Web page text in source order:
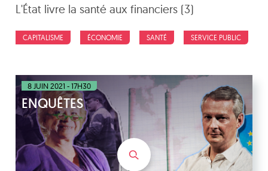
L'État livre la santé aux financiers (3)
CAPITALISME ÉCONOMIE SANTÉ SERVICE PUBLIC
8 JUIN 2021 - 17H30
ENQUÊTES